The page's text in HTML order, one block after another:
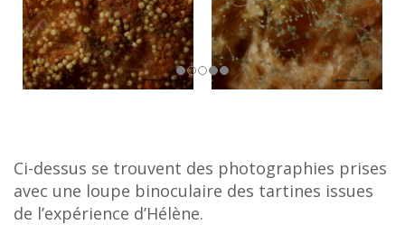
Ci-dessus se trouvent des photographies prises
avec une loupe binoculaire des tartines issues
de l’expérience d’Hélène.